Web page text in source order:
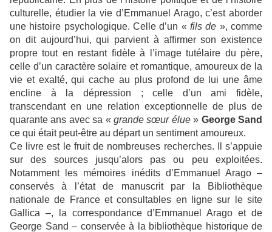
culturelle, étudier la vie d’Emmanuel Arago, c’est aborder
une histoire psychologique. Celle d’un « fils de », comme
on dit aujourd’hui, qui parvient à affirmer son existence
propre tout en restant fidèle à l’image tutélaire du père,
celle d’un caractère solaire et romantique, amoureux de la
vie et exalté, qui cache au plus profond de lui une âme
encline à la dépression ; celle d’un ami fidèle,
transcendant en une relation exceptionnelle de plus de
quarante ans avec sa « grande sœur élue» George Sand
ce qui était peut-être au départ un sentiment amoureux.
Ce livre est le fruit de nombreuses recherches. Il s’appuie
sur des sources jusqu’alors pas ou peu exploitées.
Notamment les mémoires inédits d’Emmanuel Arago –
conservés à l’état de manuscrit par la Bibliothèque
nationale de France et consultables en ligne sur le site
Gallica –, la correspondance d’Emmanuel Arago et de
George Sand – conservée à la bibliothèque historique de